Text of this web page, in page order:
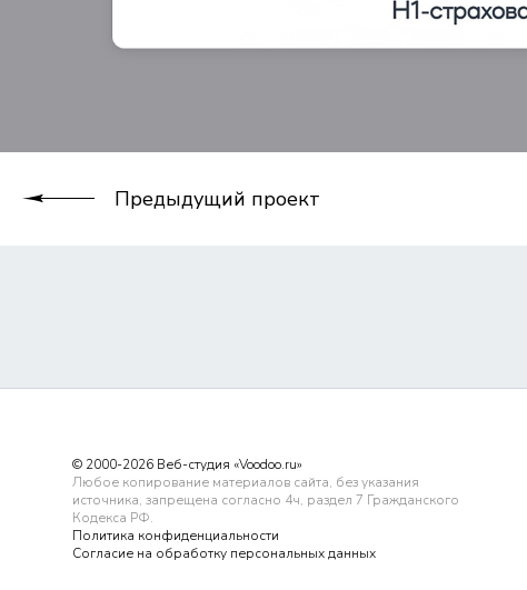
Предыдущий проект
© 2000-2026 Веб-студия «Voodoo.ru»
Любое копирование материалов сайта, без указания
источника, запрещена согласно 4ч, раздел 7 Гражданского
Кодекса РФ.
Политика конфиденциальности
Согласие на обработку персональных данных